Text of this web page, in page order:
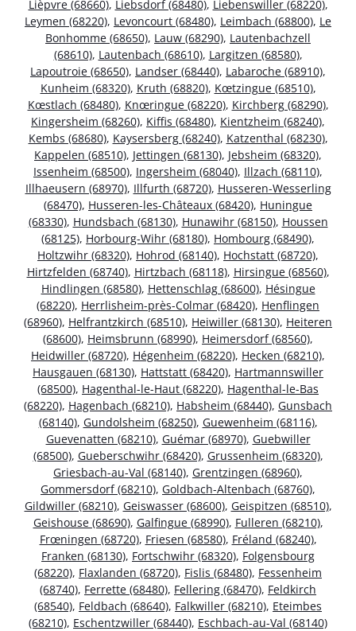
Lièpvre (68660), Liebsdorf (68480), Liebenswiller (68220),
Leymen (68220), Levoncourt (68480), Leimbach (68800), Le
Bonhomme (68650), Lauw (68290), Lautenbachzell
(68610), Lautenbach (68610), Largitzen (68580),
Lapoutroie (68650), Landser (68440), Labaroche (68910),
Kunheim (68320), Kruth (68820), Kœtzingue (68510),
Kœstlach (68480), Knœringue (68220), Kirchberg (68290),
Kingersheim (68260), Kiffis (68480), Kientzheim (68240),
Kembs (68680), Kaysersberg (68240), Katzenthal (68230),
Kappelen (68510), Jettingen (68130), Jebsheim (68320),
Issenheim (68500), Ingersheim (68040), Illzach (68110),
Illhaeusern (68970), Illfurth (68720), Husseren-Wesserling
(68470), Husseren-les-Châteaux (68420), Huningue
(68330), Hundsbach (68130), Hunawihr (68150), Houssen
(68125), Horbourg-Wihr (68180), Hombourg (68490),
Holtzwihr (68320), Hohrod (68140), Hochstatt (68720),
Hirtzfelden (68740), Hirtzbach (68118), Hirsingue (68560),
Hindlingen (68580), Hettenschlag (68600), Hésingue
(68220), Herrlisheim-près-Colmar (68420), Henflingen
(68960), Helfrantzkirch (68510), Heiwiller (68130), Heiteren
(68600), Heimsbrunn (68990), Heimersdorf (68560),
Heidwiller (68720), Hégenheim (68220), Hecken (68210),
Hausgauen (68130), Hattstatt (68420), Hartmannswiller
(68500), Hagenthal-le-Haut (68220), Hagenthal-le-Bas
(68220), Hagenbach (68210), Habsheim (68440), Gunsbach
(68140), Gundolsheim (68250), Guewenheim (68116),
Guevenatten (68210), Guémar (68970), Guebwiller
(68500), Gueberschwihr (68420), Grussenheim (68320),
Griesbach-au-Val (68140), Grentzingen (68960),
Gommersdorf (68210), Goldbach-Altenbach (68760),
Gildwiller (68210), Geiswasser (68600), Geispitzen (68510),
Geishouse (68690), Galfingue (68990), Fulleren (68210),
Frœningen (68720), Friesen (68580), Fréland (68240),
Franken (68130), Fortschwihr (68320), Folgensbourg
(68220), Flaxlanden (68720), Fislis (68480), Fessenheim
(68740), Ferrette (68480), Fellering (68470), Feldkirch
(68540), Feldbach (68640), Falkwiller (68210), Eteimbes
(68210), Eschentzwiller (68440), Eschbach-au-Val (68140)